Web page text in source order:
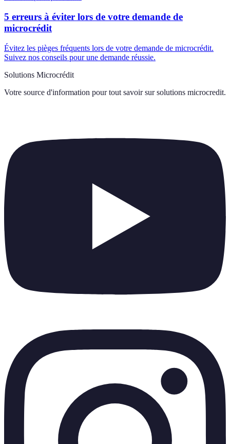
5 erreurs à éviter lors de votre demande de
microcrédit
Évitez les pièges fréquents lors de votre demande de microcrédit.
Suivez nos conseils pour une demande réussie.
Solutions Microcrédit
Votre source d'information pour tout savoir sur solutions microcredit.